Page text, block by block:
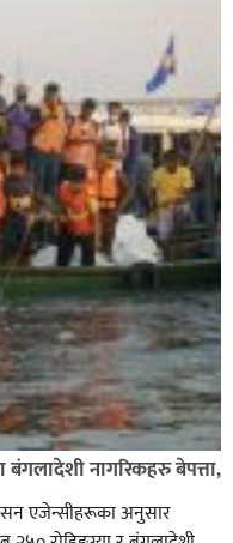
गरेपछि जिल्लाका
शिव भाइरल पहाड
बंगलादेशी नागरिकहरु बेपत्ता,
एजेन्सीहरूका अनुसार